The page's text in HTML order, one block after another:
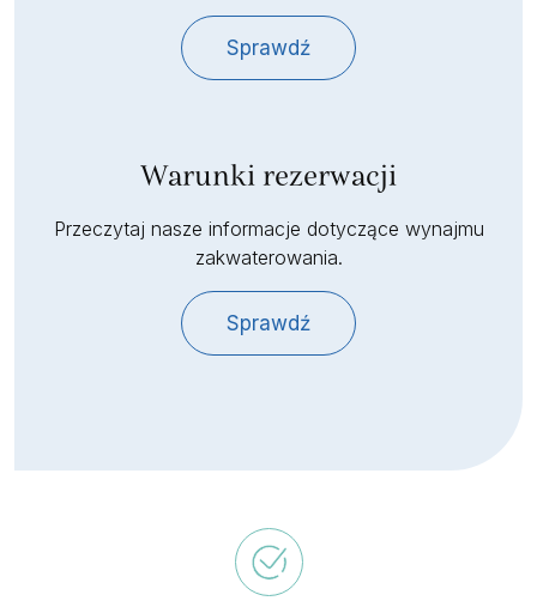
Sprawdź
Warunki rezerwacji
Przeczytaj nasze informacje dotyczące wynajmu
zakwaterowania.
Sprawdź